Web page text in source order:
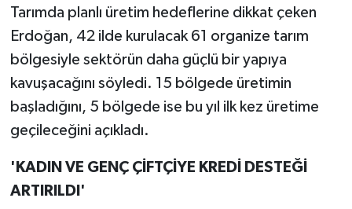
Tarımda planlı üretim hedeflerine dikkat çeken
Erdoğan, 42 ilde kurulacak 61 organize tarım
bölgesiyle sektörün daha güçlü bir yapıya
kavuşacağını söyledi. 15 bölgede üretimin
başladığını, 5 bölgede ise bu yıl ilk kez üretime
geçileceğini açıkladı.
'KADIN VE GENÇ ÇİFTÇİYE KREDİ DESTEĞİ
ARTIRILDI'